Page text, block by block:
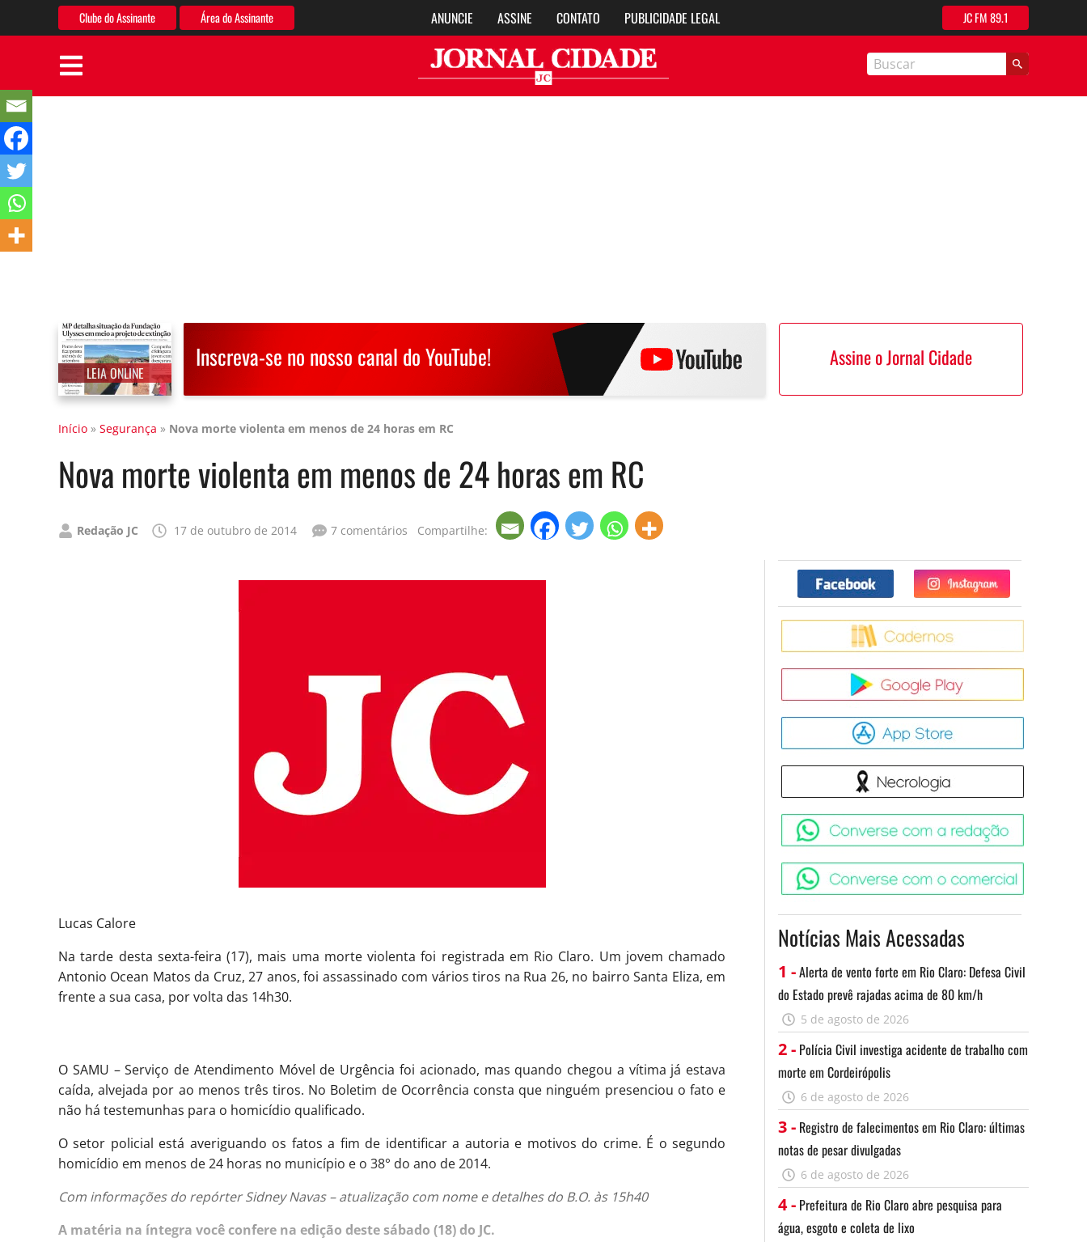
Clube do Assinante Área do Assinante ANUNCIE ASSINE CONTATO PUBLICIDADE LEGAL JC FM 89.1
LEIA ONLINE
Inscreva-se no nosso canal do YouTube! Assine o Jornal Cidade
Início » Segurança » Nova morte violenta em menos de 24 horas em RC
Nova morte violenta em menos de 24 horas em RC
Publicado
Redação JC 17 de outubro de 2014 7 comentários em
violenta
em
RC
Compartilhe:
Lucas Calore
Na tarde desta sexta-feira (17), mais uma morte violenta foi registrada em Rio Claro. Um jovem chamado
Antonio Ocean Matos da Cruz, 27 anos, foi assassinado com vários tiros na Rua 26, no bairro Santa Eliza, em
frente a sua casa, por volta das 14h30.
O SAMU – Serviço de Atendimento Móvel de Urgência foi acionado, mas quando chegou a vítima já estava
caída, alvejada por ao menos três tiros. No Boletim de Ocorrência consta que ninguém presenciou o fato e
não há testemunhas para o homicídio qualificado.
O setor policial está averiguando os fatos a fim de identificar a autoria e motivos do crime. É o segundo
homicídio em menos de 24 horas no município e o 38° do ano de 2014.
Com informações do repórter Sidney Navas – atualização com nome e detalhes do B.O. às 15h40
A matéria na íntegra você confere na edição deste sábado (18) do JC.
Facebook Twitter
Notícias Mais Acessadas
1 -Alerta de vento forte em Rio Claro: Defesa Civil
do Estado prevê rajadas acima de 80 km/h
5 de agosto de 2026
2 - Polícia Civil investiga acidente de trabalho com
morte em Cordeirópolis
6 de agosto de 2026
3 - Registro de falecimentos em Rio Claro: últimas
notas de pesar divulgadas
6 de agosto de 2026
4 - Prefeitura de Rio Claro abre pesquisa para
água, esgoto e coleta de lixo